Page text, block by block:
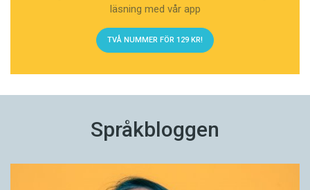
läsning med vår app
TVÅ NUMMER FÖR 129 KR!
Språkbloggen